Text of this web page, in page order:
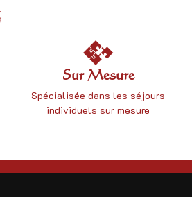
Sur Mesure
Spécialisée dans les séjours
individuels sur mesure